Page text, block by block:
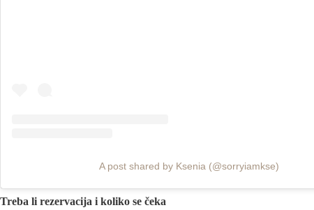
A post shared by Ksenia (@sorryiamkse)
Treba li rezervacija i koliko se čeka